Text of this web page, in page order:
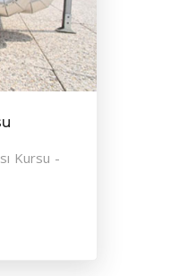
Kursu -